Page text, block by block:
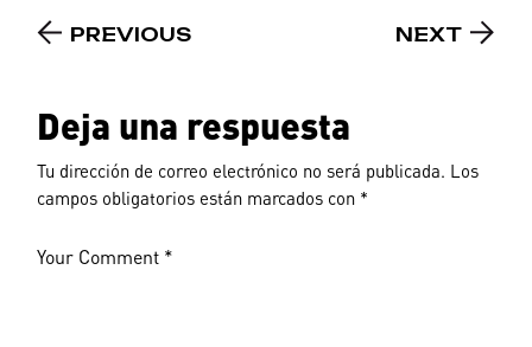
PREVIOUS NEXT
Deja una respuesta
Tu dirección de correo electrónico no será publicada. Los
campos obligatorios están marcados con *